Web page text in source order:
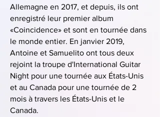
Allemagne en 2017, et depuis, ils ont
enregistré leur premier album
«Coincidence» et sont en tournée dans
le monde entier. En janvier 2019,
Antoine et Samuelito ont tous deux
rejoint la troupe d'International Guitar
Night pour une tournée aux États-Unis
et au Canada pour une tournée de 2
mois à travers les États-Unis et le
Canada.